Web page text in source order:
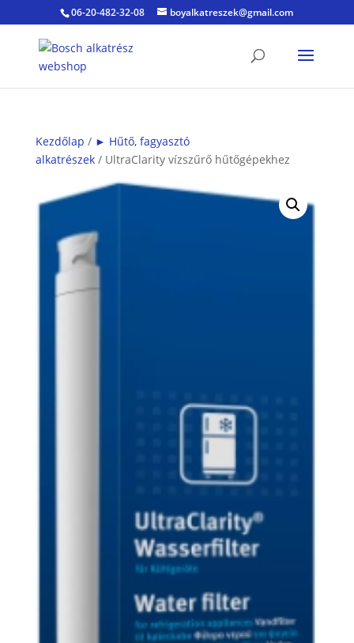
06-20-482-32-08 boyalkatreszek@gmail.com
Kezdőlap / ► Hűtő, fagyasztó
alkatrészek/ UltraClarity vízszűrő hűtőgépekhez